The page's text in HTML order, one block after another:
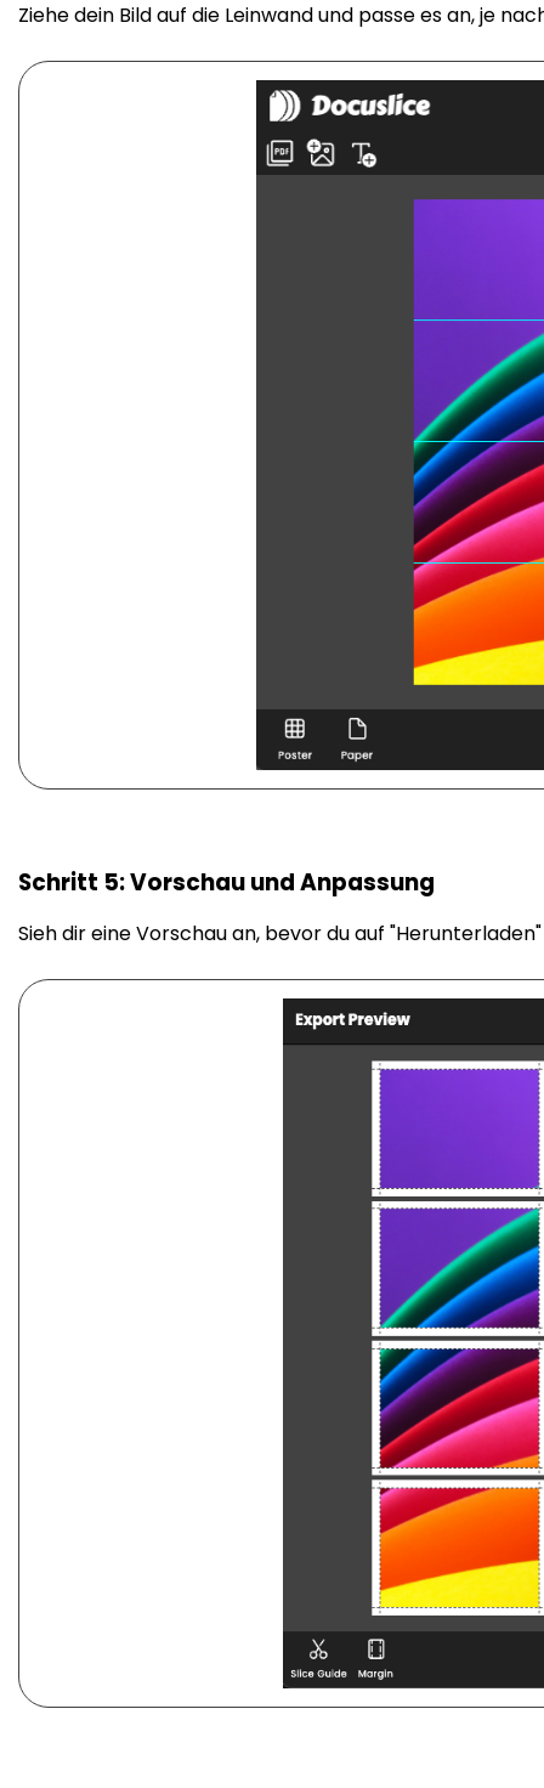
Ziehe dein Bild auf die Leinwand und passe es an, je
Schritt 5: Vorschau und Anpassung
Sieh dir eine Vorschau an, bevor du auf